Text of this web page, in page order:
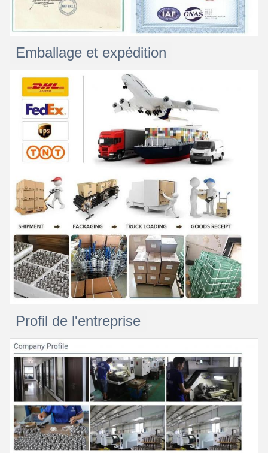
Emballage et expédition
Profil de l'entreprise